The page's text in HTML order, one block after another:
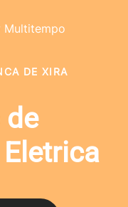
Multitempo
DE XIRA
de